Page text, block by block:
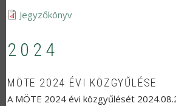
Jegyzőkönyv
2024
MÖTE 2024 ÉVI KÖZGYŰLÉSE
A MÖTE 2024 évi közgyűlését